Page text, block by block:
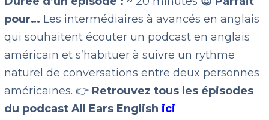
pour… Les intermédiaires à avancés en anglais
qui souhaitent écouter un podcast en anglais
américain et s’habituer à suivre un rythme
naturel de conversations entre deux personnes
américaines. 👉 Retrouvez tous les épisodes
du podcast All Ears English ici